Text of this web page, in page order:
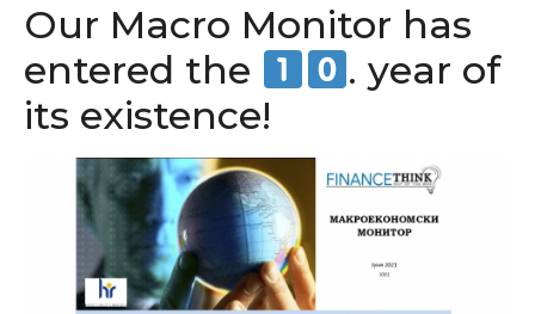
Our Macro Monitor has
entered the
. year of
its existence!